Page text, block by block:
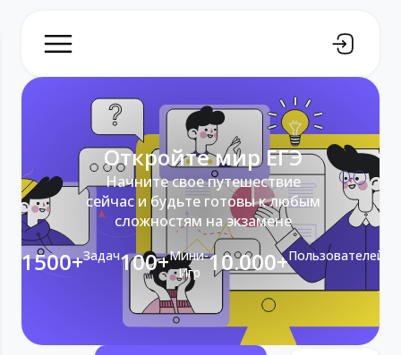
Откройте мир ЕГЭ
Начните свое путешествие
сейчас и будьте готовы к любым
сложностям на экзамене
1500+Задач100+Мини-
Игр 10.000+Пользователей